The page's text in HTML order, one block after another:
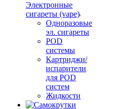
Электронные
сигареты (vape)
Одноразовые
эл. сигареты
POD
системы
Картриджи/
испарители
для POD
систем
Жидкости